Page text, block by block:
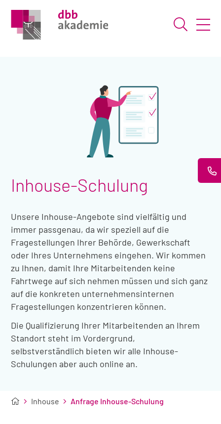
Suche
Inhouse-Schulung
Unsere Inhouse-Angebote sind vielfältig und
immer passgenau, da wir speziell auf die
Fragestellungen Ihrer Behörde, Gewerkschaft
oder Ihres Unternehmens eingehen. Wir kommen
zu Ihnen, damit Ihre Mitarbeitenden keine
Fahrtwege auf sich nehmen müssen und sich ganz
auf die konkreten unternehmensinternen
Fragestellungen konzentrieren können.
Die Qualifizierung Ihrer Mitarbeitenden an Ihrem
Standort steht im Vordergrund,
selbstverständlich bieten wir alle Inhouse-
Schulungen aber auch online an.
Inhouse Anfrage Inhouse-Schulung